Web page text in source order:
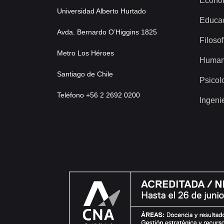
Universidad Alberto Hurtado
Avda. Bernardo O’Higgins 1825
Metro Los Héroes
Santiago de Chile
Teléfono +56 2 2692 0200